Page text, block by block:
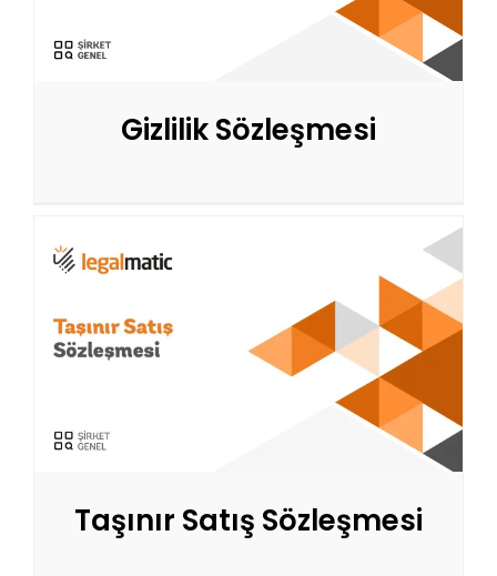
Gizlilik Sözleşmesi
Taşınır Satış Sözleşmesi